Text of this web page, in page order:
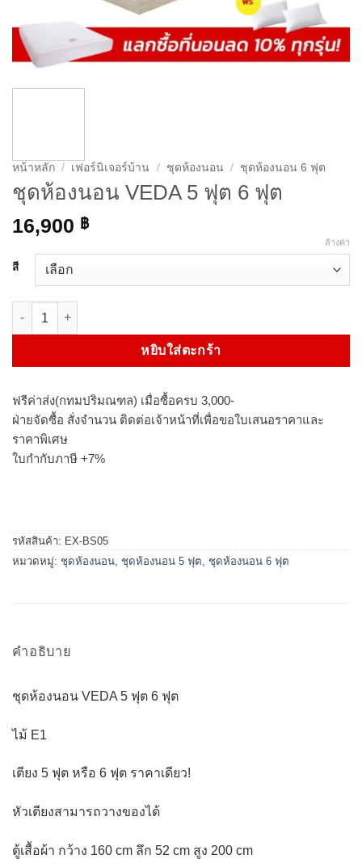
หน้าหลัก / เฟอร์นิเจอร์บ้าน / ชุดห้องนอน / ชุดห้องนอน 6 ฟุต
ชุดห้องนอน VEDA 5 ฟุต 6 ฟุต
16,900 ฿
สี
ล้างค่า
หยิบใส่ตะกร้า
ฟรีค่าส่ง(กทมปริมณฑล) เมื่อซื้อครบ 3,000-
ฝ่ายจัดซื้อ สั่งจำนวน ติดต่อเจ้าหน้าที่เพื่อขอใบเสนอราคาและ
ราคาพิเศษ
ใบกำกับภาษี +7%
รหัสสินค้า: EX-BS05
หมวดหมู่: ชุดห้องนอน ชุดห้องนอน 5 ฟุต ชุดห้องนอน 6 ฟุต
คำอธิบาย
ชุดห้องนอน VEDA 5 ฟุต 6 ฟุต
ไม้ E1
เตียง 5 ฟุต หรือ 6 ฟุต ราคาเดียว!
หัวเตียงสามารถวางของได้
ตู้เสื้อผ้า กว้าง 160 cm ลึก 52 cm สูง 200 cm